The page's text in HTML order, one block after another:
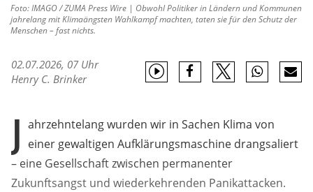
Foto: IMAGO / ZUMA Press Wire | Obwohl Politiker in Ländern und Kommunen
jahrelang mit Klimaängsten Wahlkampf machten, taten sie für den Schutz der
Menschen – fast nichts.
02.07.2026, 07 Uhr
Henry C. Brinker
J ahrzehntelang wurden wir in Sachen Klima von
einer gewaltigen Aufklärungsmaschine drangsaliert
– eine Gesellschaft zwischen permanenter
Zukunftsangst und wiederkehrenden Panikattacken.